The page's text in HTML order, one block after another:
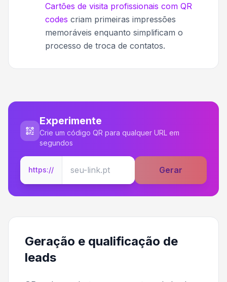
Cartões de visita profissionais com QR
codes criam primeiras impressões
memoráveis enquanto simplificam o
processo de troca de contatos.
Experimente
Crie um código QR para qualquer URL em
segundos
https:// Gerar
Geração e qualificação de
leads